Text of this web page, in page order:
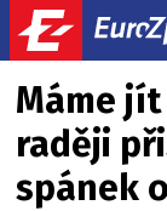
Máme
raději
spánek